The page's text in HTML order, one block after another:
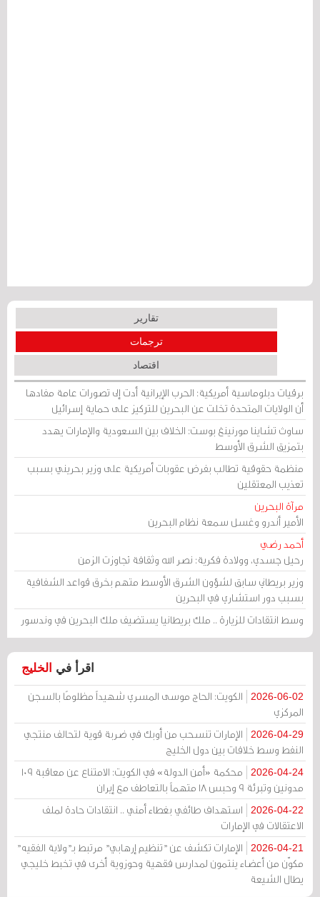
تقارير
ترجمات
اقتصاد
برقيات دبلوماسية أمريكية: الحرب الإيرانية أدت إلى تصورات عامة مفادها
أن الولايات المتحدة تخلت عن البحرين للتركيز على حماية إسرائيل
ساوث تشاينا مورنينغ بوست: الخلاف بين السعودية والإمارات يهدد
بتمزيق الشرق الأوسط
منظمة حقوقية تطالب بفرض عقوبات أمريكية على وزير بحريني بسبب
تعذيب المعتقلين
مرآة البحرين
الأمير أندرو وغسل سمعة نظام البحرين
أحمد رضي
رحيل جسدي، وولادة فكرية: نصر الله وثقافة تجاوزت الزمن
وزير بريطاني سابق لشؤون الشرق الأوسط متهم بخرق قواعد الشفافية
بسبب دور استشاري في البحرين
وسط انتقادات للزيارة .. ملك بريطانيا يستضيف ملك البحرين في وندسور
اقرأ في الخليج
2026-06-02
الكويت: الحاج موسى المسري شهيداً مظلومًا بالسجن
المركزي
2026-04-29
الإمارات تنسحب من أوبك في ضربة قوية لتحالف منتجي
النفط وسط خلافات بين دول الخليج
2026-04-24
محكمة «أمن الدولة» في الكويت: الامتناع عن معاقبة 109
مدونين وتبرئة 9 وحبس 18 متهماً بالتعاطف مع إيران
2026-04-22
استهداف طائفي بغطاء أمني .. انتقادات حادة لملف
الاعتقالات في الإمارات
2026-04-21
الإمارات تكشف عن "تنظيم إرهابي" مرتبط بـ"ولاية الفقيه"
مكوّن من أعضاء ينتمون لمدارس فقهية وحوزوية أخرى في تخبط خليجي
يطال الشيعة